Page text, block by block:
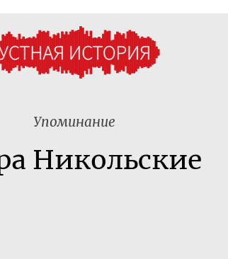
Упоминание
Никольские